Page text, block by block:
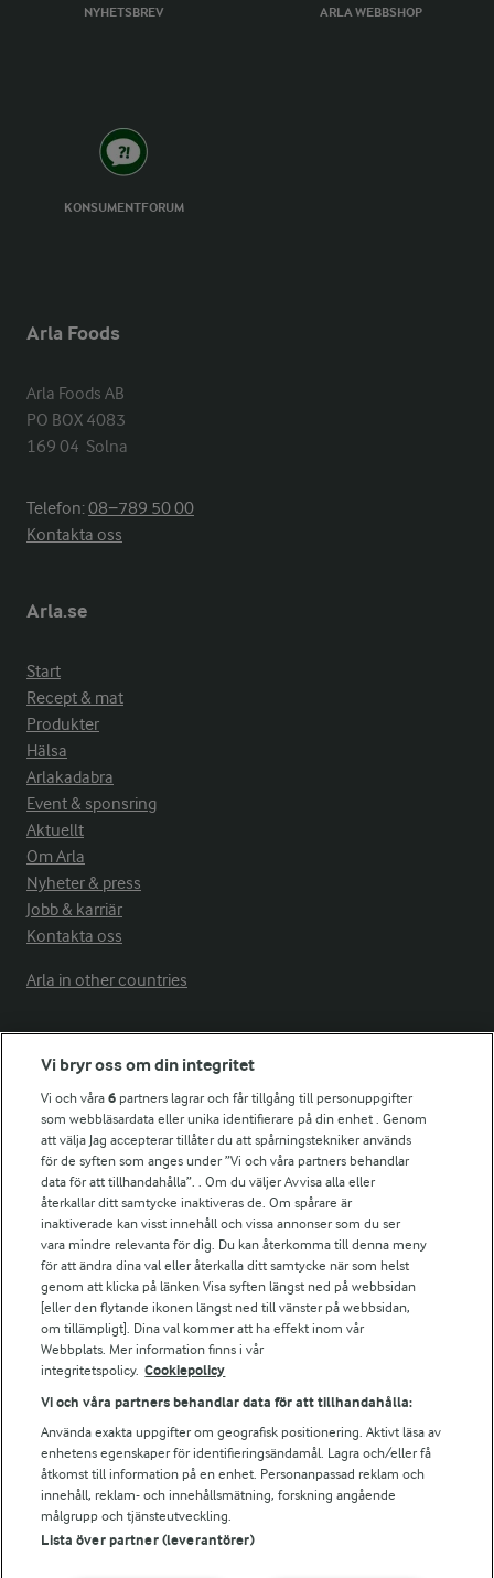
NYHETSBREV ARLA WEBBSHOP
KONSUMENTFORUM
Arla Foods
Arla Foods AB
PO BOX 4083
169 04  Solna
Telefon:08−789 50 00
Kontakta oss
Arla.se
Start
Recept & mat
Produkter
Hälsa
Arlakadabra
Event & sponsring
Aktuellt
Om Arla
Nyheter & press
Jobb & karriär
Kontakta oss
Arla in other countries
Fler Arlasajter
För ägare
Arlas kundportal
Arla.com
Falbygdens Ost
Arla webbshop
Bildbank
Följ oss
© 2026 Arla Foods
Vi bryr oss om din integritet
Vi och våra6 partners lagrar och får tillgång till personuppgifter
som webbläsardata eller unika identifierare på din enhet . Genom
att välja Jag accepterar tillåter du att spårningstekniker används
för de syften som anges under ”Vi och våra partners behandlar
data för att tillhandahålla”. . Om du väljer Avvisa alla eller
återkallar ditt samtycke inaktiveras de. Om spårare är
inaktiverade kan visst innehåll och vissa annonser som du ser
vara mindre relevanta för dig. Du kan återkomma till denna meny
för att ändra dina val eller återkalla ditt samtycke när som helst
genom att klicka på länken Visa syften längst ned på webbsidan
[eller den flytande ikonen längst ned till vänster på webbsidan,
om tillämpligt]. Dina val kommer att ha effekt inom vår
Webbplats. Mer information finns i vår
integritetspolicy. Cookiepolicy
Vi och våra partners behandlar data för att tillhandahålla:
Använda exakta uppgifter om geografisk positionering. Aktivt läsa av
enhetens egenskaper för identifieringsändamål. Lagra och/eller få
åtkomst till information på en enhet. Personanpassad reklam och
innehåll, reklam- och innehållsmätning, forskning angående
målgrupp och tjänsteutveckling.
Lista över partner (leverantörer)